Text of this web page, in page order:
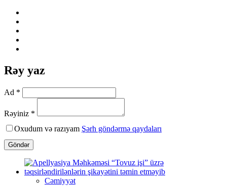
Rəy yaz
Ad *
Rəyiniz *
Oxudum və razıyam Şərh göndərmə qaydaları
Göndər
Cəmiyyət